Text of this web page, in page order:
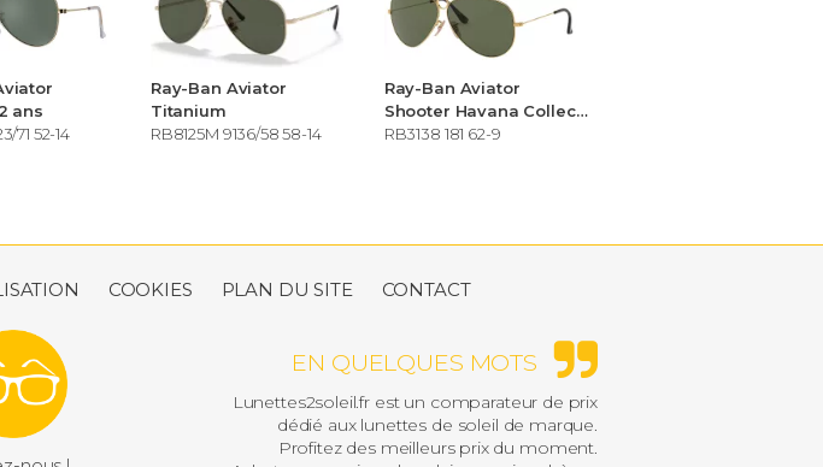
ans
71 52-14
Ray-Ban Aviator
Titanium
RB8125M 9136/58 58-14
Ray-Ban Aviator
Shooter Havana Collection
RB3138 181 62-9
COOKIES PLAN DU SITE CONTACT
EN QUELQUES MOTS
Lunettes2soleil.fr est un comparateur de prix
dédié aux lunettes de soleil de marque.
Profitez des meilleurs prix du moment.